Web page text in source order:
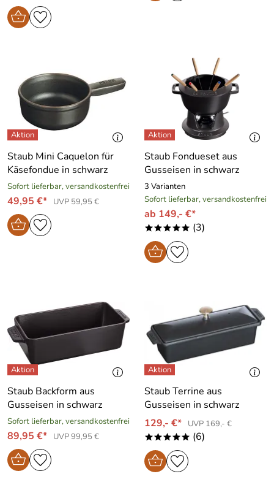
Staub Mini Caquelon für
Käsefondue in schwarz
Sofort lieferbar, versandkostenfrei
49,95 €* UVP 59,95 €
Staub Fondueset aus
Gusseisen in schwarz
3 Varianten
Sofort lieferbar, versandkostenfrei
ab 149,- €*
***** (3)
Staub Backform aus
Gusseisen in schwarz
Sofort lieferbar, versandkostenfrei
89,95 €* UVP 99,95 €
Staub Terrine aus
Gusseisen in schwarz
129,- €*
UVP 169,- €
***** (6)